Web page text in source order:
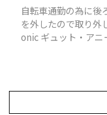
自転車通勤の為に後
を外したので取り外
onic ギュット・アニ